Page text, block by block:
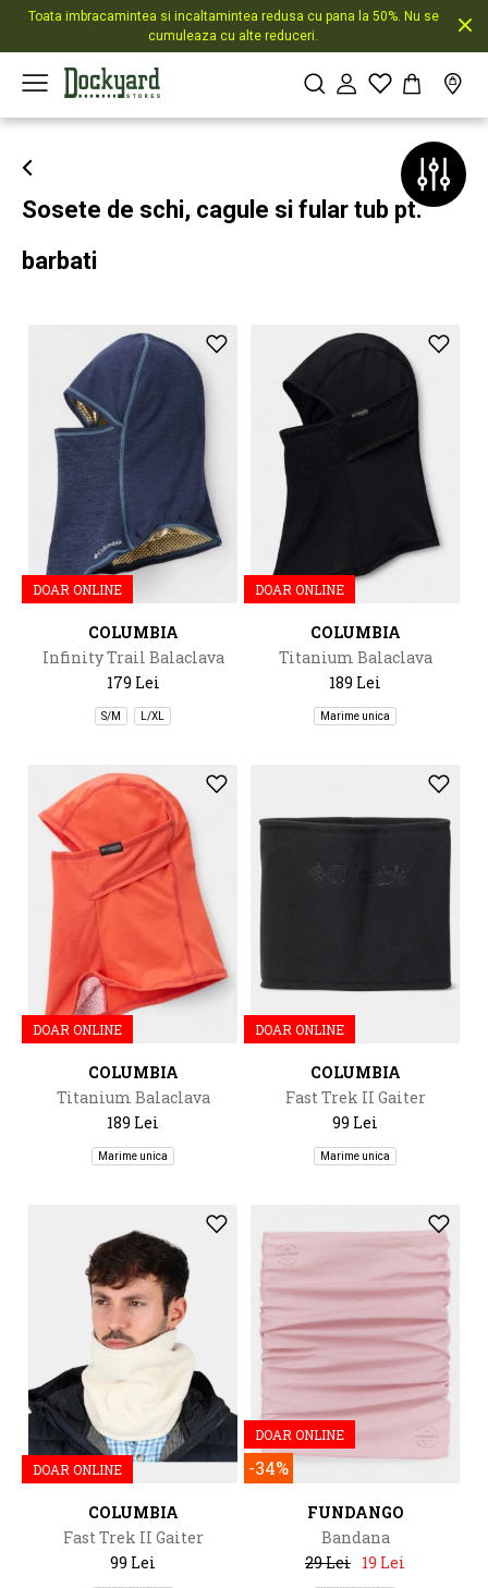
Toata imbracamintea si incaltamintea redusa cu pana la 50%. Nu se
cumuleaza cu alte reduceri.
Sosete de schi, cagule si fular tub pt.
barbati
DOAR ONLINE
COLUMBIA
Infinity Trail Balaclava
179 Lei
S/M L/XL
DOAR ONLINE
COLUMBIA
Titanium Balaclava
189 Lei
Marime unica
DOAR ONLINE
COLUMBIA
Titanium Balaclava
189 Lei
Marime unica
DOAR ONLINE
COLUMBIA
Fast Trek II Gaiter
99 Lei
Marime unica
DOAR ONLINE
COLUMBIA
Fast Trek II Gaiter
99 Lei
DOAR ONLINE
-34%
FUNDANGO
Bandana
29 Lei 19 Lei